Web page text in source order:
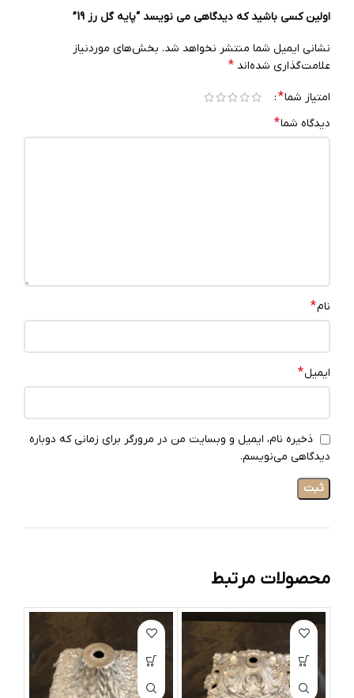
اولین کسی باشید که دیدگاهی می نویسد “پایه گل رز 19”
نشانی ایمیل شما منتشر نخواهد شد. بخش‌های موردنیاز
علامت‌گذاری شده‌اند *
امتیاز شما*
دیدگاه شما*
نام*
ایمیل*
ذخیره نام، ایمیل و وبسایت من در مرورگر برای زمانی که دوباره
دیدگاهی می‌نویسم.
محصولات مرتبط